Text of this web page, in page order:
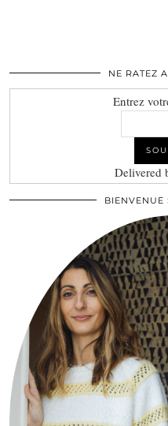
NE RATEZ
Entrez
Delivered
BIENVENUE